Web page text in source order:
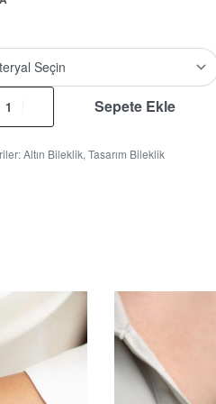
Sepete Ekle
Altın Bileklik, Tasarım Bileklik